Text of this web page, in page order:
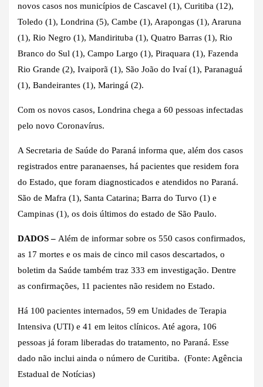
novos casos nos municípios de Cascavel (1), Curitiba (12),
Toledo (1), Londrina (5), Cambe (1), Arapongas (1), Araruna
(1), Rio Negro (1), Mandirituba (1), Quatro Barras (1), Rio
Branco do Sul (1), Campo Largo (1), Piraquara (1), Fazenda
Rio Grande (2), Ivaiporã (1), São João do Ivaí (1), Paranaguá
(1), Bandeirantes (1), Maringá (2).
Com os novos casos, Londrina chega a 60 pessoas infectadas
pelo novo Coronavírus.
A Secretaria de Saúde do Paraná informa que, além dos casos
registrados entre paranaenses, há pacientes que residem fora
do Estado, que foram diagnosticados e atendidos no Paraná.
São de Mafra (1), Santa Catarina; Barra do Turvo (1) e
Campinas (1), os dois últimos do estado de São Paulo.
DADOS – Além de informar sobre os 550 casos confirmados,
as 17 mortes e os mais de cinco mil casos descartados, o
boletim da Saúde também traz 333 em investigação. Dentre
as confirmações, 11 pacientes não residem no Estado.
Há 100 pacientes internados, 59 em Unidades de Terapia
Intensiva (UTI) e 41 em leitos clínicos. Até agora, 106
pessoas já foram liberadas do tratamento, no Paraná. Esse
dado não inclui ainda o número de Curitiba. (Fonte: Agência
Estadual de Notícias)